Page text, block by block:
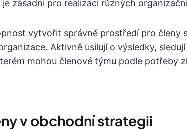
zásadní pro realizaci různých
vytvořit správné prostředí pro členy
Aktivně usilují o výsledky,
mohou členové týmu podle potřeby
v obchodní strategii